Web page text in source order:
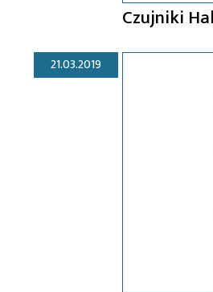
Czujniki
21.03.2019